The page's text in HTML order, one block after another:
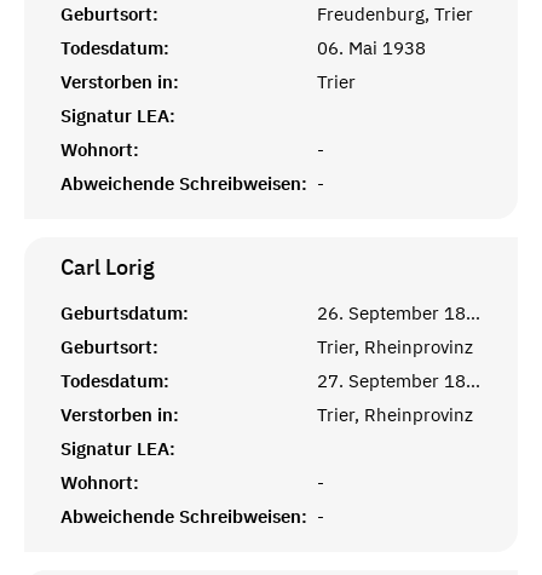
Geburtsort:
Freudenburg, Trier
Todesdatum:
06. Mai 1938
Verstorben in:
Trier
Signatur LEA:
Wohnort:
-
Abweichende Schreibweisen: -
Carl Lorig
Geburtsdatum:
26. September 1883
Geburtsort:
Trier, Rheinprovinz
Todesdatum:
27. September 1883
Verstorben in:
Trier, Rheinprovinz
Signatur LEA:
Wohnort:
-
Abweichende Schreibweisen: -